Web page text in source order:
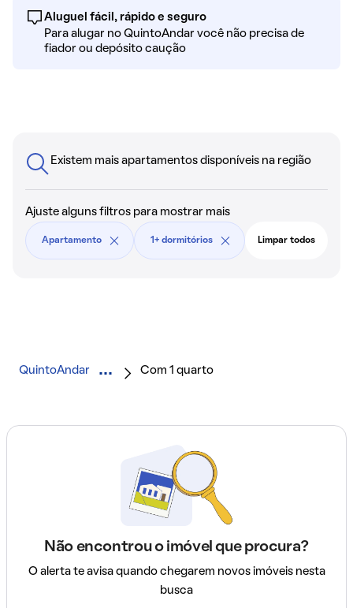
Aluguel fácil, rápido e seguro
Para alugar no QuintoAndar você não precisa de
fiador ou depósito caução
Existem mais apartamentos disponíveis na região
Ajuste alguns filtros para mostrar mais
Apartamento 1+ dormitórios Limpar todos
QuintoAndar Com 1 quarto
Não encontrou o imóvel que procura?
O alerta te avisa quando chegarem novos imóveis nesta
busca